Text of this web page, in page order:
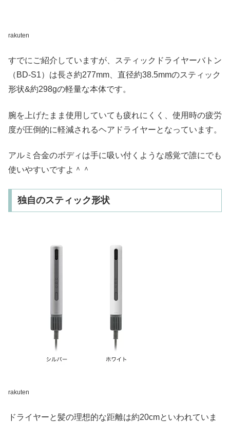
rakuten
すでにご紹介していますが、スティックドライヤーバトン
（BD-S1）は⻑さ約277mm、直径約38.5mmのスティック
形状&約298gの軽量な本体です。
腕を上げたまま使⽤していても疲れにくく、使⽤時の疲労
度が圧倒的に軽減されるヘアドライヤーとなっています。
アルミ合⾦のボディは⼿に吸い付くような感覚で誰にでも
使いやすいですよ＾＾
独自のスティック形状
rakuten
ドライヤーと髪の理想的な距離は約20cmといわれていま